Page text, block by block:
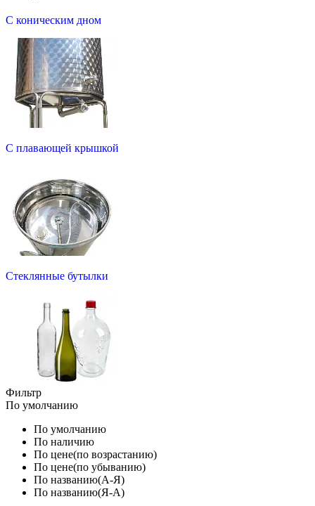
С коническим дном
С плавающей крышкой
Стеклянные бутылки
Фильтр
По умолчанию
По умолчанию
По наличию
По цене(по возрастанию)
По цене(по убыванию)
По названию(А-Я)
По названию(Я-А)